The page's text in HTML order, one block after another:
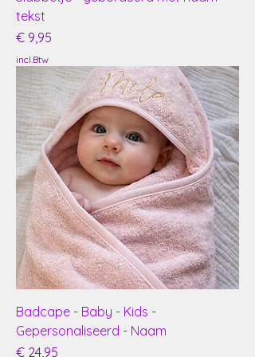
tekst
Prijs
€ 9,95
incl.Btw
Badcape - Baby - Kids -
Gepersonaliseerd - Naam
Prijs
€ 24,95